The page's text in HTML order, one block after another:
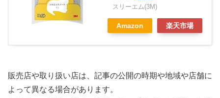
スリーエム(3M)
Amazon 楽天市場
販売店や取り扱い店は、記事の公開の時期や地域や店舗に
よって異なる場合があります。